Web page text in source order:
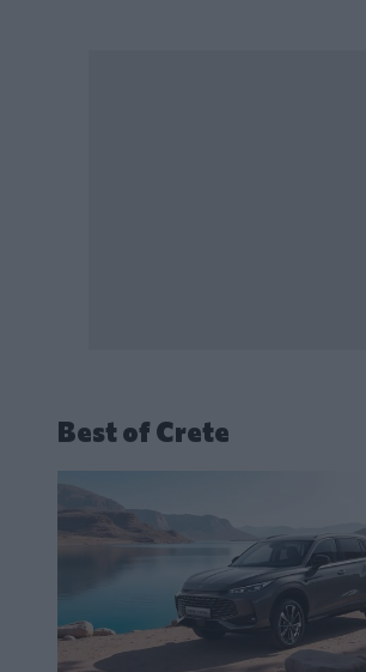
Best of Crete